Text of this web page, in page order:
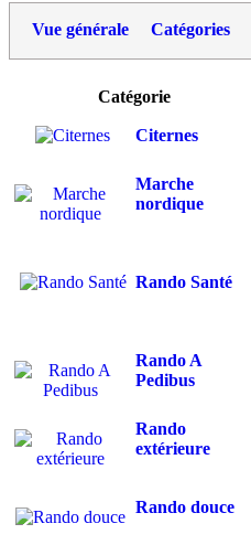
Vue générale Catégories
Catégorie
Citernes
Marche
nordique
Rando Santé
Rando A
Pedibus
Rando
extérieure
Rando douce